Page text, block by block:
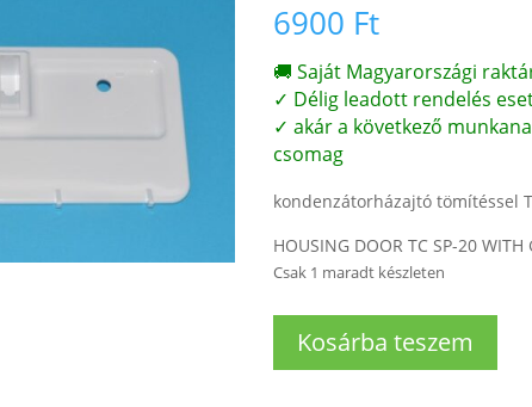
6900 Ft
🚚 Saját Magyarországi
✓ Délig leadott rendelés
✓ akár a következő
csomag
kondenzátorházajtó tömítéssel
HOUSING DOOR TC SP-20 WITH
Csak 1 maradt készleten
Szárítógéphez
hőcserélő-
Kosárba teszem